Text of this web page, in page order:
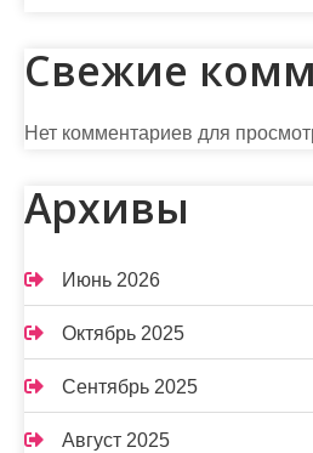
й
Свежие
Нет комментариев для
Архивы
Июнь 2026
Октябрь 2025
Сентябрь 2025
Август 2025